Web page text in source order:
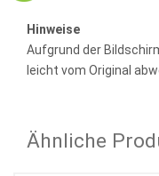
Hinweise
Aufgrund der
leicht vom Original
Ähnliche